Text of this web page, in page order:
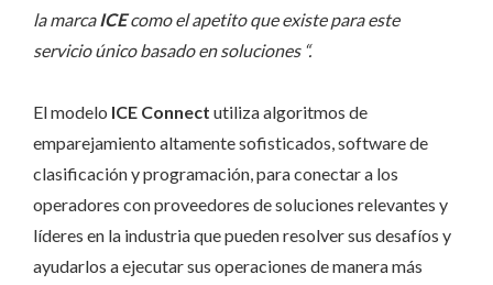
la marca ICEcomo el apetito que existe para este
servicio único basado en soluciones “.
El modelo ICE Connect utiliza algoritmos de
emparejamiento altamente sofisticados, software de
clasificación y programación, para conectar a los
operadores con proveedores de soluciones relevantes y
líderes en la industria que pueden resolver sus desafíos y
ayudarlos a ejecutar sus operaciones de manera más